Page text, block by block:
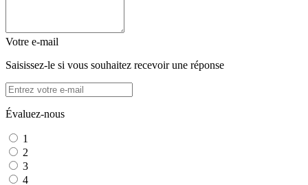
Votre e-mail
Saisissez-le si vous souhaitez recevoir une réponse
Évaluez-nous
1
2
3
4